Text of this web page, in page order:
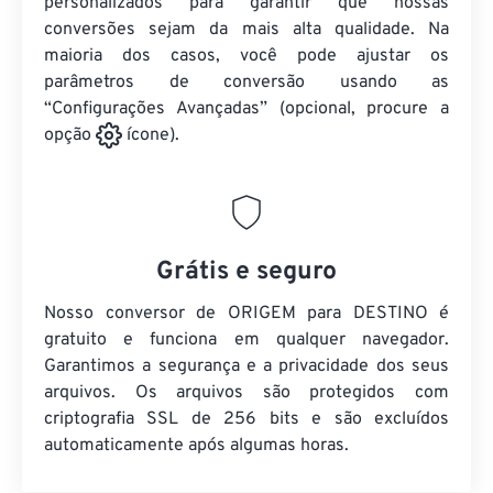
conversões sejam da mais alta qualidade. Na
maioria dos casos, você pode ajustar os
parâmetros de conversão usando as
“Configurações Avançadas” (opcional, procure a
opção
ícone).
Grátis e seguro
Nosso conversor de ORIGEM para DESTINO é
gratuito e funciona em qualquer navegador.
Garantimos a segurança e a privacidade dos seus
arquivos. Os arquivos são protegidos com
criptografia SSL de 256 bits e são excluídos
automaticamente após algumas horas.